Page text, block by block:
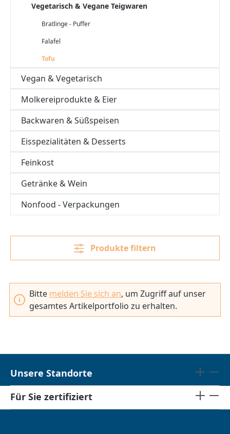
Vegetarisch & Vegane Teigwaren
Bratlinge - Puffer
Falafel
Tofu
Vegan & Vegetarisch
Molkereiprodukte & Eier
Backwaren & Süßspeisen
Eisspezialitäten & Desserts
Feinkost
Getränke & Wein
Nonfood - Verpackungen
Produkte filtern
Bitte melden Sie sich an, um Zugriff auf unser
gesamtes Artikelportfolio zu erhalten.
Unsere Standorte
Für Sie zertifiziert